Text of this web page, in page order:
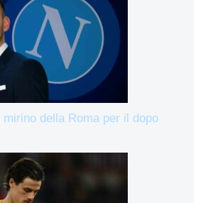
mirino della Roma per il dopo